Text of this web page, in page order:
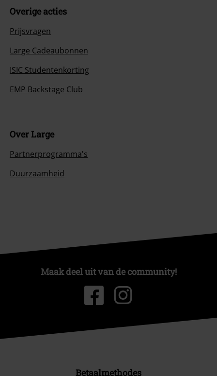
Overige acties
Prijsvragen
Large Cadeaubonnen
ISIC Studentenkorting
EMP Backstage Club
Over Large
Partnerprogramma's
Duurzaamheid
Maak deel uit van de community!
Betaalmethodes